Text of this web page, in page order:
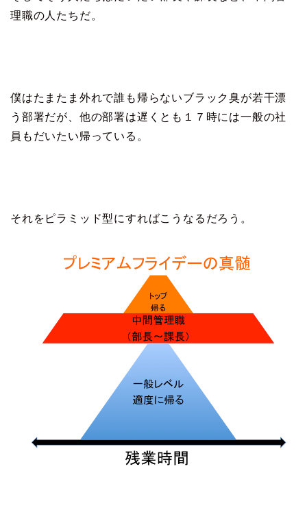
理職の人たちだ。
僕はたまたま外れで誰も帰らないブラック臭が若干漂
う部署だが、他の部署は遅くとも１７時には一般の社
員もだいたい帰っている。
それをピラミッド型にすればこうなるだろう。